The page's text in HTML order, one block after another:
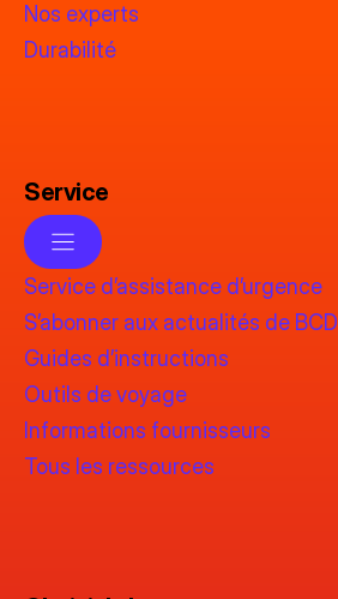
Nos experts
Durabilité
Service
Service d’assistance d’urgence
S’abonner aux actualités de BCD
Guides d’instructions
Outils de voyage
Informations fournisseurs
Tous les ressources